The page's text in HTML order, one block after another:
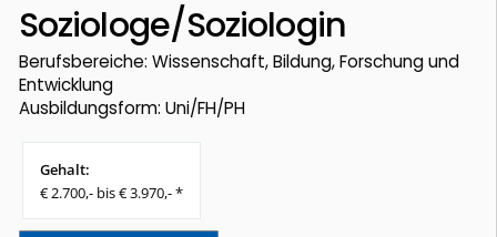
Soziologe/Soziologin
Berufsbereiche: Wissenschaft, Bildung, Forschung und
Entwicklung
Ausbildungsform: Uni/FH/PH
Gehalt:
€ 2.700,- bis € 3.970,- *